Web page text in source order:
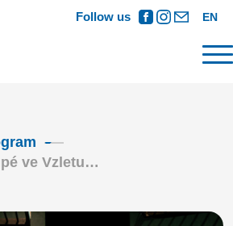
Follow us EN
ve Vzletu…